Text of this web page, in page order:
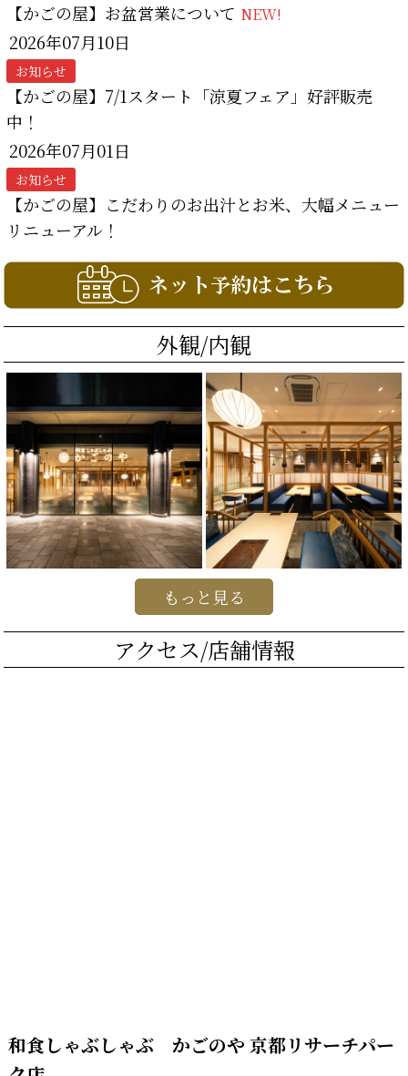
【かごの屋】お盆営業について NEW!
2026年07月10日
お知らせ
【かごの屋】7/1スタート「涼夏フェア」好評販売
中！
2026年07月01日
お知らせ
【かごの屋】こだわりのお出汁とお米、大幅メニュー
リニューアル！
外観/内観
もっと見る
アクセス/店舗情報
和食しゃぶしゃぶ かごのや 京都リサーチパー